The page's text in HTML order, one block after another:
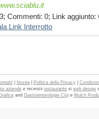
Commenti: 0; Link aggiunto:
Link Interrotto
| Novita| Politica della Privacy|
aziende e recenzii restaurante si web design
and Gastroenterologie Cluje Mulch